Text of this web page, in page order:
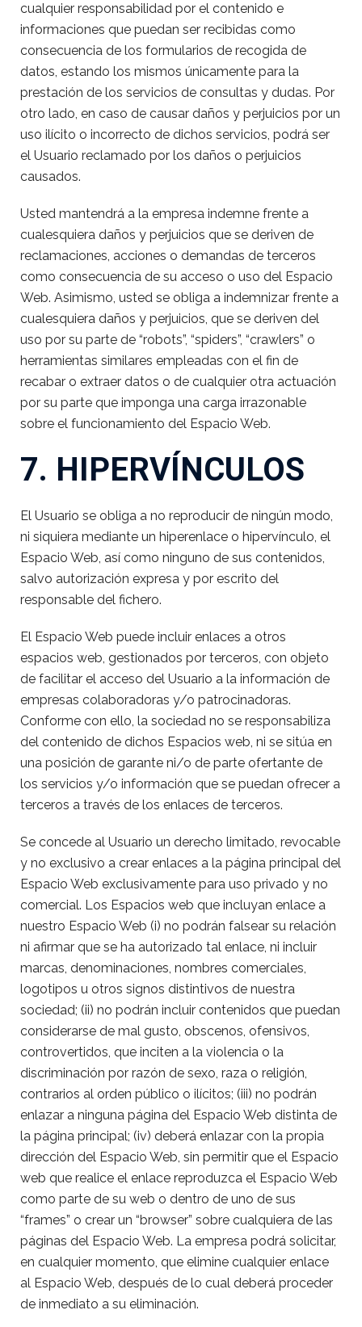
cualquier responsabilidad por el contenido e
informaciones que puedan ser recibidas como
consecuencia de los formularios de recogida de
datos, estando los mismos únicamente para la
prestación de los servicios de consultas y dudas. Por
otro lado, en caso de causar daños y perjuicios por un
uso ilícito o incorrecto de dichos servicios, podrá ser
el Usuario reclamado por los daños o perjuicios
causados.
Usted mantendrá a la empresa indemne frente a
cualesquiera daños y perjuicios que se deriven de
reclamaciones, acciones o demandas de terceros
como consecuencia de su acceso o uso del Espacio
Web. Asimismo, usted se obliga a indemnizar frente a
cualesquiera daños y perjuicios, que se deriven del
uso por su parte de “robots”, “spiders”, “crawlers” o
herramientas similares empleadas con el fin de
recabar o extraer datos o de cualquier otra actuación
por su parte que imponga una carga irrazonable
sobre el funcionamiento del Espacio Web.
7. HIPERVÍNCULOS
El Usuario se obliga a no reproducir de ningún modo,
ni siquiera mediante un hiperenlace o hipervínculo, el
Espacio Web, así como ninguno de sus contenidos,
salvo autorización expresa y por escrito del
responsable del fichero.
El Espacio Web puede incluir enlaces a otros
espacios web, gestionados por terceros, con objeto
de facilitar el acceso del Usuario a la información de
empresas colaboradoras y/o patrocinadoras.
Conforme con ello, la sociedad no se responsabiliza
del contenido de dichos Espacios web, ni se sitúa en
una posición de garante ni/o de parte ofertante de
los servicios y/o información que se puedan ofrecer a
terceros a través de los enlaces de terceros.
Se concede al Usuario un derecho limitado, revocable
y no exclusivo a crear enlaces a la página principal del
Espacio Web exclusivamente para uso privado y no
comercial. Los Espacios web que incluyan enlace a
nuestro Espacio Web (i) no podrán falsear su relación
ni afirmar que se ha autorizado tal enlace, ni incluir
marcas, denominaciones, nombres comerciales,
logotipos u otros signos distintivos de nuestra
sociedad; (ii) no podrán incluir contenidos que puedan
considerarse de mal gusto, obscenos, ofensivos,
controvertidos, que inciten a la violencia o la
discriminación por razón de sexo, raza o religión,
contrarios al orden público o ilícitos; (iii) no podrán
enlazar a ninguna página del Espacio Web distinta de
la página principal; (iv) deberá enlazar con la propia
dirección del Espacio Web, sin permitir que el Espacio
web que realice el enlace reproduzca el Espacio Web
como parte de su web o dentro de uno de sus
“frames” o crear un “browser” sobre cualquiera de las
páginas del Espacio Web. La empresa podrá solicitar,
en cualquier momento, que elimine cualquier enlace
al Espacio Web, después de lo cual deberá proceder
de inmediato a su eliminación.